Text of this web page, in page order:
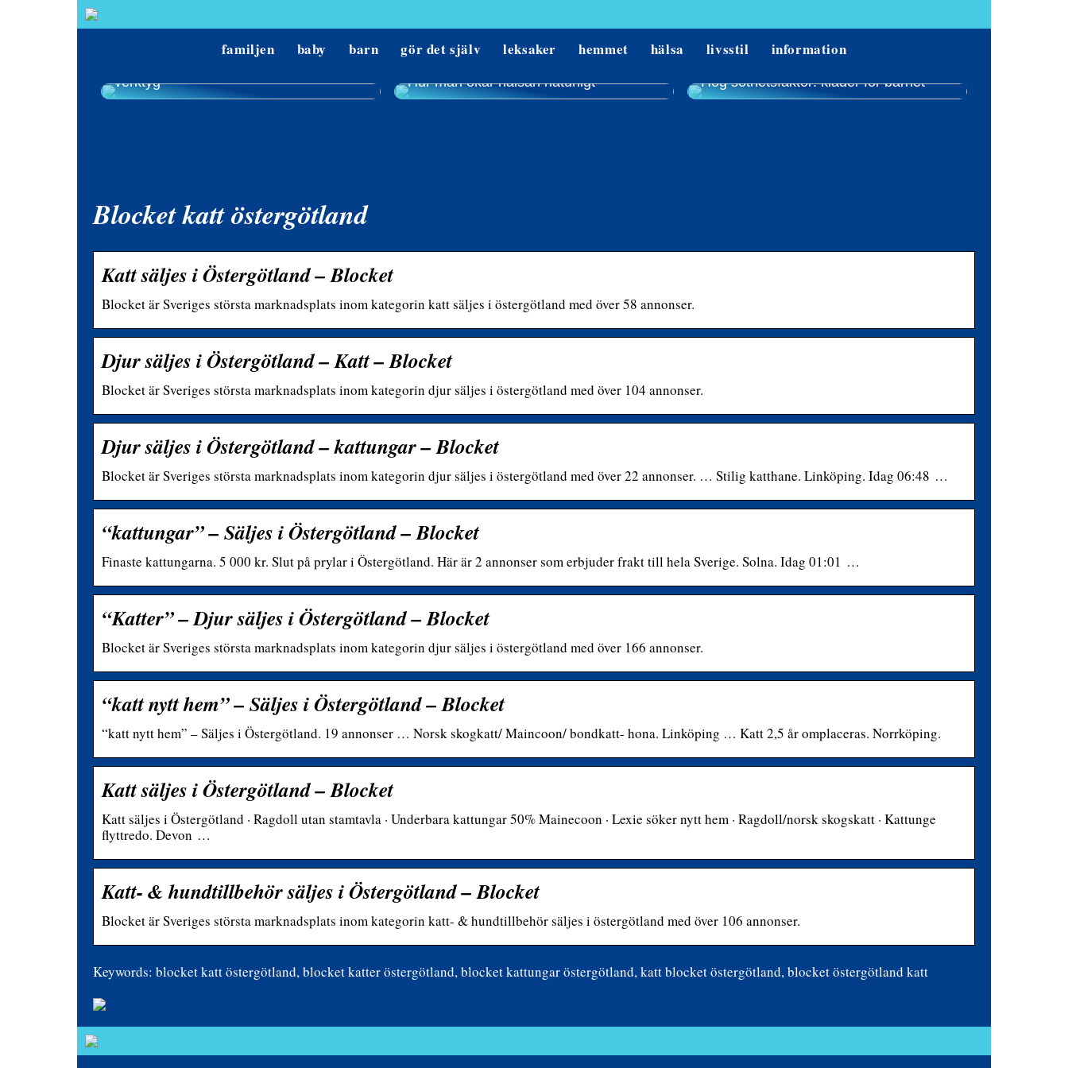
familjen baby barn gör det själv leksaker hemmet hälsa livsstil information
verktyg
Hur man ökar hälsan naturligt Hög söthetsfaktor: kläder för barnet
Blocket katt östergötland
Katt säljes i Östergötland – Blocket
Blocket är Sveriges största marknadsplats inom kategorin katt säljes i östergötland med över 58 annonser.
Djur säljes i Östergötland – Katt – Blocket
Blocket är Sveriges största marknadsplats inom kategorin djur säljes i östergötland med över 104 annonser.
Djur säljes i Östergötland – kattungar – Blocket
Blocket är Sveriges största marknadsplats inom kategorin djur säljes i östergötland med över 22 annonser. … Stilig katthane. Linköping. Idag 06:48 …
“kattungar” – Säljes i Östergötland – Blocket
Finaste kattungarna. 5 000 kr. Slut på prylar i Östergötland. Här är 2 annonser som erbjuder frakt till hela Sverige. Solna. Idag 01:01 …
“Katter” – Djur säljes i Östergötland – Blocket
Blocket är Sveriges största marknadsplats inom kategorin djur säljes i östergötland med över 166 annonser.
“katt nytt hem” – Säljes i Östergötland – Blocket
“katt nytt hem” – Säljes i Östergötland. 19 annonser … Norsk skogkatt/ Maincoon/ bondkatt- hona. Linköping … Katt 2,5 år omplaceras. Norrköping.
Katt säljes i Östergötland – Blocket
Katt säljes i Östergötland · Ragdoll utan stamtavla · Underbara kattungar 50% Mainecoon · Lexie söker nytt hem · Ragdoll/norsk skogskatt · Kattunge
flyttredo. Devon …
Katt- & hundtillbehör säljes i Östergötland – Blocket
Blocket är Sveriges största marknadsplats inom kategorin katt- & hundtillbehör säljes i östergötland med över 106 annonser.
Keywords: blocket katt östergötland, blocket katter östergötland, blocket kattungar östergötland, katt blocket östergötland, blocket östergötland katt